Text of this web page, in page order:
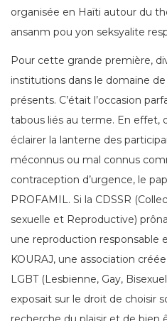
organisée en Haïti autour du
ansanm pou yon seksyalite
Pour cette grande première,
institutions dans le domaine
présents. C’était l’occasion
tabous liés au terme. En effet,
éclairer la lanterne des
méconnus ou mal connus
contraception d’urgence, le
PROFAMIL. Si la CDSSR
sexuelle et Reproductive)
une reproduction responsable
KOURAJ, une association
LGBT (Lesbienne, Gay,
exposait sur le droit de choisir